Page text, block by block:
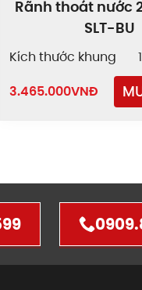
Rãnh thoát nước
SLT-BU
Kích thước khung
3.465.000VNĐ